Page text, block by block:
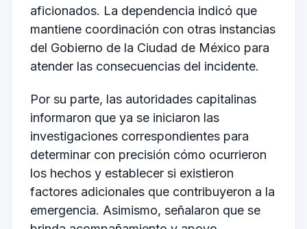
aficionados. La dependencia indicó que
mantiene coordinación con otras instancias
del Gobierno de la Ciudad de México para
atender las consecuencias del incidente.
Por su parte, las autoridades capitalinas
informaron que ya se iniciaron las
investigaciones correspondientes para
determinar con precisión cómo ocurrieron
los hechos y establecer si existieron
factores adicionales que contribuyeron a la
emergencia. Asimismo, señalaron que se